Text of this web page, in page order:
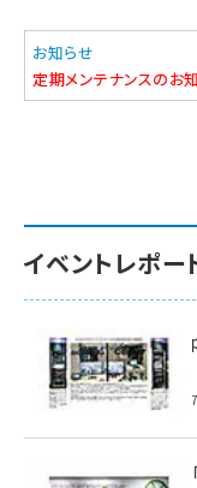
お知らせ
定期メンテナンスのお
イベントレポー
【
5G！
2022年7月
脱炭素